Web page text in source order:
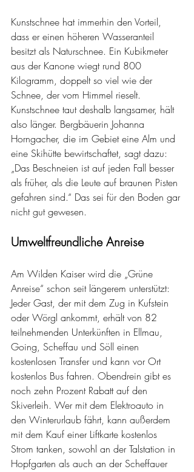
Kunstschnee hat immerhin den Vorteil,
dass er einen höheren Wasseranteil
besitzt als Naturschnee. Ein Kubikmeter
aus der Kanone wiegt rund 800
Kilogramm, doppelt so viel wie der
Schnee, der vom Himmel rieselt.
Kunstschnee taut deshalb langsamer, hält
also länger. Bergbäuerin Johanna
Horngacher, die im Gebiet eine Alm und
eine Skihütte bewirtschaftet, sagt dazu:
„Das Beschneien ist auf jeden Fall besser
als früher, als die Leute auf braunen Pisten
gefahren sind.“ Das sei für den Boden gar
nicht gut gewesen.
Umweltfreundliche Anreise
Am Wilden Kaiser wird die „Grüne
Anreise“ schon seit längerem unterstützt:
Jeder Gast, der mit dem Zug in Kufstein
oder Wörgl ankommt, erhält von 82
teilnehmenden Unterkünften in Ellmau,
Going, Scheffau und Söll einen
kostenlosen Transfer und kann vor Ort
kostenlos Bus fahren. Obendrein gibt es
noch zehn Prozent Rabatt auf den
Skiverleih. Wer mit dem Elektroauto in
den Winterurlaub fährt, kann außerdem
mit dem Kauf einer Liftkarte kostenlos
Strom tanken, sowohl an der Talstation in
Hopfgarten als auch an der Scheffauer